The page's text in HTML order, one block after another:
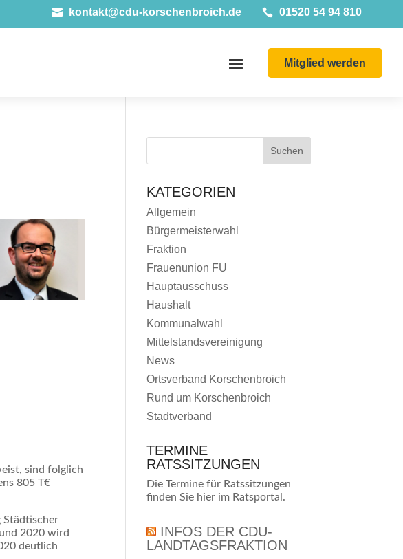
 kontakt@cdu-korschenbroich.de  01520 54 94 810
Mitglied werden
sind folglich
805 T€
Städtischer
2020 wird
deutlich
KATEGORIEN
Allgemein
Bürgermeisterwahl
Fraktion
Frauenunion FU
Hauptausschuss
Haushalt
Kommunalwahl
Mittelstandsvereinigung
News
Ortsverband Korschenbroich
Rund um Korschenbroich
Stadtverband
TERMINE
RATSSITZUNGEN
Die Termine für Ratssitzungen
finden Sie hierim Ratsportal.
INFOS DER CDU-
LANDTAGSFRAKTION